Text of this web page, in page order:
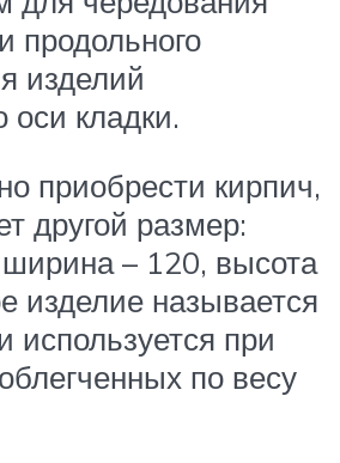
продольного
изделий
оси кладки.
приобрести кирпич,
другой размер:
– 120, высота
изделие называется
используется при
по весу